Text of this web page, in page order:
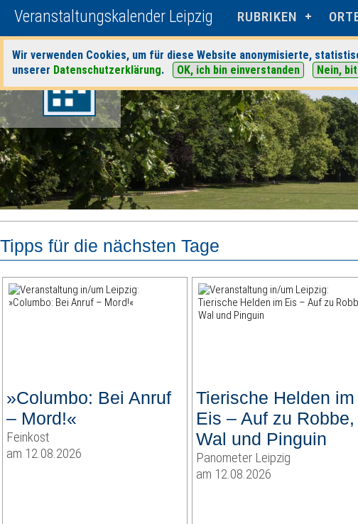
Veranstaltungskalender Leipzig RUBRIKEN
Wir verwenden Cookies, um für diese Website anonymisierte,
unserer Datenschutzerklärung. OK, ich bin einverstanden Nein,
Tipps für die nächsten Tage
»Columbo: Bei Anruf
– Mord!«
Feinkost
am 12.08.2026
Tierische Helden im
Eis – Auf zu Robbe,
Wal und Pinguin
Panometer Leipzig
am 12.08.2026